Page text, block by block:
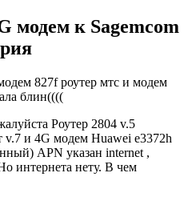
модем к Sagemcom
827f роутер мтс и модем
блин((((
Роутер 2804 v.5
и 4G модем Huawei e3372h
APN указан internet ,
интернета нету. В чем